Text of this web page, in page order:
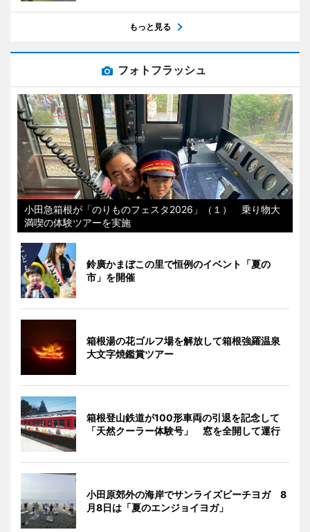
もっと見る
フォトフラッシュ
小田急箱根が「のりものフェスタ2026」（１） 乗り物大
満喫の体験ツアーを実施
鈴廣かまぼこの里で恒例のイベント「夏の
市」を開催
箱根湯の花ゴルフ場を解放して箱根強羅温泉
大文字焼鑑賞ツアー
箱根登山鉄道が100形車両の引退を記念して
「天然クーラー体験号」 窓を全開して運行
小田原郊外の海岸でサンライズビーチヨガ 8
月8日は「夏のエンジョイヨガ」